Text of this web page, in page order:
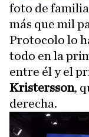
foto de
más que mil
Protocolo lo
todo en la
entre él y el
Kristersson,
derecha.